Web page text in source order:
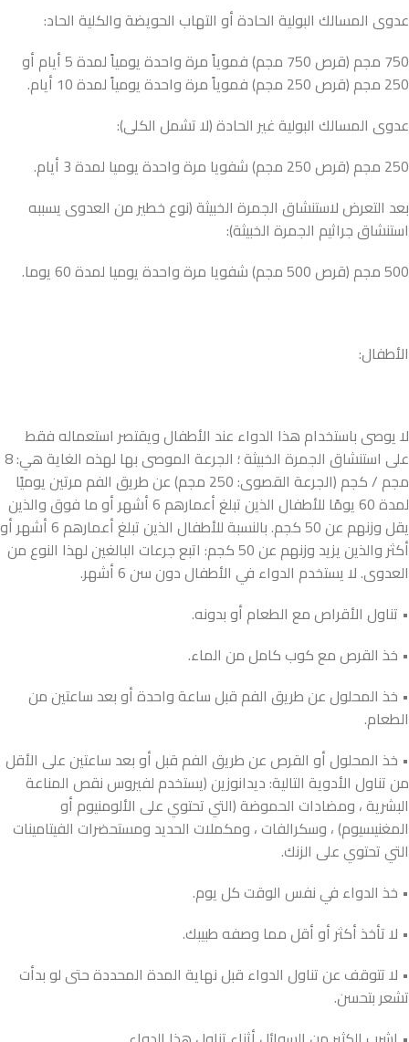
عدوى المسالك البولية الحادة أو التهاب الحويضة والكلية الحاد:
750 مجم (قرص 750 مجم) فموياً مرة واحدة يومياً لمدة 5 أيام أو
250 مجم (قرص 250 مجم) فموياً مرة واحدة يومياً لمدة 10 أيام.
عدوى المسالك البولية غير الحادة (لا تشمل الكلى):
250 مجم (قرص 250 مجم) شفويا مرة واحدة يوميا لمدة 3 أيام.
بعد التعرض لاستنشاق الجمرة الخبيثة (نوع خطير من العدوى يسببه
استنشاق جراثيم الجمرة الخبيثة):
500 مجم (قرص 500 مجم) شفويا مرة واحدة يوميا لمدة 60 يوما.
الأطفال:
لا يوصى باستخدام هذا الدواء عند الأطفال ويقتصر استعماله فقط
على استنشاق الجمرة الخبيثة ؛ الجرعة الموصى بها لهذه الغاية هي: 8
مجم / كجم (الجرعة القصوى: 250 مجم) عن طريق الفم مرتين يوميًا
لمدة 60 يومًا للأطفال الذين تبلغ أعمارهم 6 أشهر أو ما فوق والذين
يقل وزنهم عن 50 كجم. بالنسبة للأطفال الذين تبلغ أعمارهم 6 أشهر أو
أكثر والذين يزيد وزنهم عن 50 كجم: اتبع جرعات البالغين لهذا النوع من
العدوى. لا يستخدم الدواء في الأطفال دون سن 6 أشهر.
• تناول الأقراص مع الطعام أو بدونه.
• خذ القرص مع كوب كامل من الماء.
• خذ المحلول عن طريق الفم قبل ساعة واحدة أو بعد ساعتين من
الطعام.
• خذ المحلول أو القرص عن طريق الفم قبل أو بعد ساعتين على الأقل
من تناول الأدوية التالية: ديدانوزين (يستخدم لفيروس نقص المناعة
البشرية ، ومضادات الحموضة (التي تحتوي على الألومنيوم أو
المغنيسيوم) ، وسكرالفات ، ومكملات الحديد ومستحضرات الفيتامينات
التي تحتوي على الزنك.
• خذ الدواء في نفس الوقت كل يوم.
• لا تأخذ أكثر أو أقل مما وصفه طبيبك.
• لا تتوقف عن تناول الدواء قبل نهاية المدة المحددة حتى لو بدأت
تشعر بتحسن.